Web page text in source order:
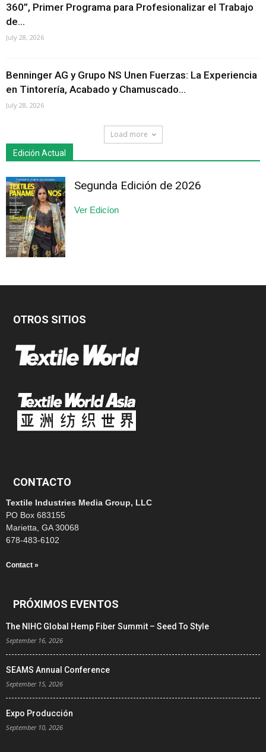
360”, Primer Programa para Profesionalizar el Trabajo
de...
July 28, 2026
Benninger AG y Grupo NS Unen Fuerzas: La Experiencia
en Tintorería, Acabado y Chamuscado...
July 28, 2026
Load more
Edición Actual
Segunda Edición de 2026
Ver Edicíon
OTROS SITIOS
CONTACTO
Textile Industries Media Group, LLC
PO Box 683155
Marietta, GA 30068
678-483-6102
Contact »
PRÓXIMOS EVENTOS
The NIHC Global Hemp Fiber Summit – Seed To Style
September 16, 2026
SEAMS Annual Conference
September 15, 2026
Expo Producción
September 10, 2026